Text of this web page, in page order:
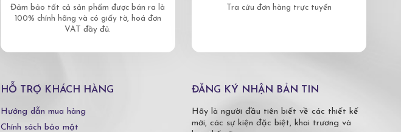
Đảm bảo tất cả sản phẩm được bán ra là
100% chính hãng và có giấy tờ, hoá đơn
VAT đầy đủ.
Tra cứu đơn hàng trực tuyến
HỖ TRỢ KHÁCH HÀNG
Hướng dẫn mua hàng
Chính sách bảo mật
ĐĂNG KÝ NHẬN BẢN TIN
Hãy là người đầu tiên biết về các thiết kế
mới, các sự kiện đặc biệt, khai trương và